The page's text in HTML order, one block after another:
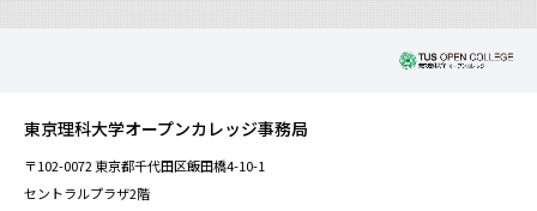
東京理科大学オープンカレッジ事務局
〒102-0072 東京都千代田区飯田橋4-10-1
セントラルプラザ2階